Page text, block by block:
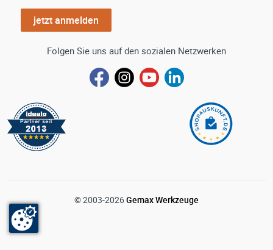
jetzt anmelden
Folgen Sie uns auf den sozialen Netzwerken
© 2003-2026Gemax Werkzeuge